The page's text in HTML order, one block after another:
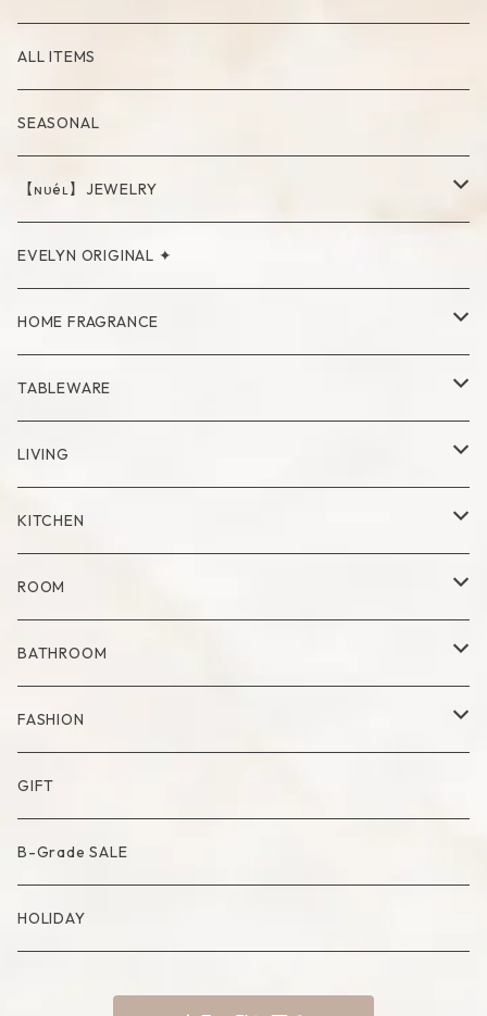
ALL ITEMS
SEASONAL
【ɴᴜéʟ】JEWELRY
PIERCE
NECKLACE
RING
EVELYN ORIGINAL ✦
HOME FRAGRANCE
Palo Santo
TABLEWARE
Cup
Mug
Plate
Set
Milk Pitcher
Bowl
Cutlery
Compote・Cake Stand
Placemat
LIVING
Vase
Dry Flower Vase
Tray
Fabric Poster
Artificial Flower
Artificial Bouquet
Candle
Candle Accessory
Basket
KITCHEN
Kitchen Tool
Tea Pot
ROOM
Blanket
Accessory Case
Lamp
Object
Mirror
BATHROOM
Towel
Mat
FASHION
Bag
Socks
GIFT
B-Grade SALE
HOLIDAY